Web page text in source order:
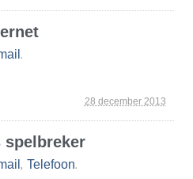
28 december 2013
.
spelbreker
, Telefoon.